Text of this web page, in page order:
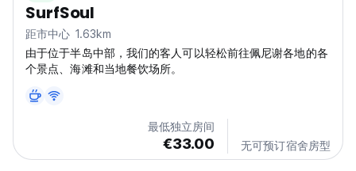
SurfSoul
距市中心 1.63km
由于位于半岛中部，我们的客人可以轻松前往佩尼谢各地的各
个景点、海滩和当地餐饮场所。
最低独立房间
€33.00 无可预订宿舍房型